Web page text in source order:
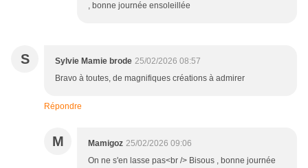
, bonne journée ensoleillée
S Sylvie Mamie brode 25/02/2026 08:57
Bravo à toutes, de magnifiques créations à admirer
Répondre
M Mamigoz 25/02/2026 09:06
On ne s'en lasse pas<br /> Bisous , bonne journée